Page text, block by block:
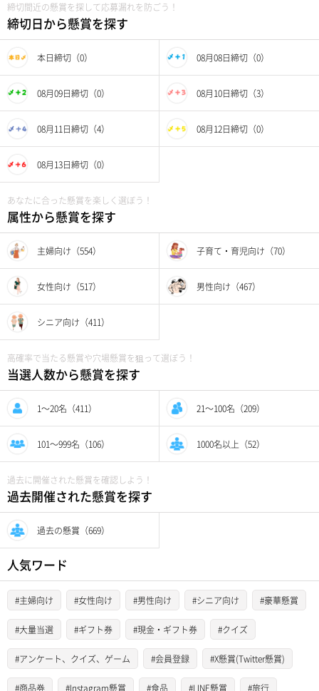
締切間近の懸賞を探して応募漏れを防ごう！
締切日から懸賞を探す
本日締切（0） 08月08日締切（0）
08月09日締切（0） 08月10日締切（3）
08月11日締切（4） 08月12日締切（0）
08月13日締切（0）
あなたに合った懸賞を楽しく選ぼう！
属性から懸賞を探す
主婦向け（554） 子育て・育児向け（70）
女性向け（517） 男性向け（467）
シニア向け（411）
高確率で当たる懸賞や穴場懸賞を狙って選ぼう！
当選人数から懸賞を探す
1〜20名（411） 21〜100名（209）
101〜999名（106） 1000名以上（52）
過去に開催された懸賞を確認しよう！
過去開催された懸賞を探す
過去の懸賞（669）
人気ワード
#主婦向け #女性向け #男性向け #シニア向け #豪華懸賞
#大量当選 #ギフト券 #現金・ギフト券 #クイズ
#アンケート、クイズ、ゲーム #会員登録 #X懸賞(Twitter懸賞)
#商品券 #Instagram懸賞 #食品 #LINE懸賞 #旅行